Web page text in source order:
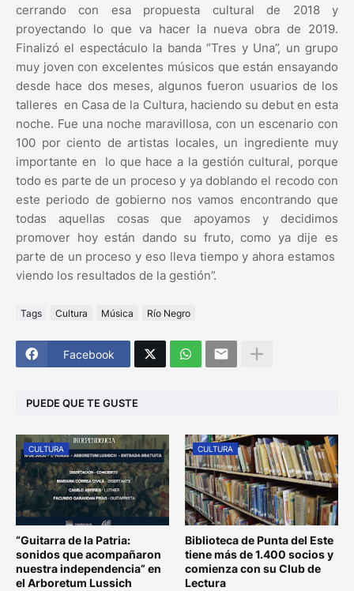
cerrando con esa propuesta cultural de 2018 y
proyectando lo que va hacer la nueva obra de 2019.
Finalizó el espectáculo la banda “Tres y Una”, un grupo
muy joven con excelentes músicos que están ensayando
desde hace dos meses, algunos fueron usuarios de los
talleres en Casa de la Cultura, haciendo su debut en esta
noche. Fue una noche maravillosa, con un escenario con
100 por ciento de artistas locales, un ingrediente muy
importante en lo que hace a la gestión cultural, porque
todo es parte de un proceso y ya doblando el recodo con
este periodo de gobierno nos vamos encontrando que
todas aquellas cosas que apoyamos y decidimos
promover hoy están dando su fruto, como ya dije es
parte de un proceso y eso lleva tiempo y ahora estamos
viendo los resultados de la gestión”.
Tags Cultura Música Río Negro
Facebook
PUEDE QUE TE GUSTE
CULTURA
“Guitarra de la Patria:
sonidos que acompañaron
nuestra independencia” en
el Arboretum Lussich
CULTURA
Biblioteca de Punta del Este
tiene más de 1.400 socios y
comienza con su Club de
Lectura